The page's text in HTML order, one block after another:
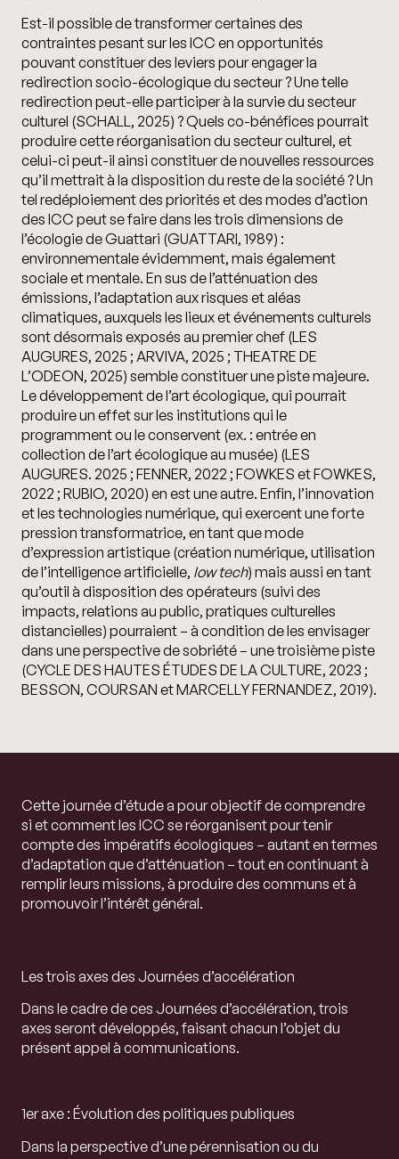
Est-il possible de transformer certaines des
contraintes pesant sur les ICC en opportunités
pouvant constituer des leviers pour engager la
redirection socio-écologique du secteur ?Une telle
redirection peut-elle participer à la survie du secteur
culturel (SCHALL, 2025) ?Quels co-bénéfices pourrait
produire cette réorganisation du secteur culturel, et
celui-ci peut-il ainsi constituer de nouvelles ressources
qu’il mettrait à la disposition du reste de la société ? Un
tel redéploiement des priorités et des modes d’action
des ICC peut se faire dans les trois dimensions de
l’écologie de Guattari (GUATTARI, 1989) :
environnementale évidemment, mais également
sociale et mentale. En sus de l’atténuation des
émissions, l’adaptation aux risques et aléas
climatiques, auxquels les lieux et événements culturels
sont désormais exposés au premier chef (LES
AUGURES, 2025 ; ARVIVA, 2025 ; THEATRE DE
L’ODEON, 2025) semble constituer une piste majeure.
Le développement de l’art écologique, qui pourrait
produire un effet sur les institutions qui le
programment ou le conservent (ex. : entrée en
collection de l’art écologique au musée) (LES
AUGURES. 2025 ; FENNER, 2022 ; FOWKES et FOWKES,
2022 ; RUBIO, 2020) en est une autre. Enfin, l’innovation
et les technologies numérique, qui exercent une forte
pression transformatrice, en tant que mode
d’expression artistique (création numérique, utilisation
de l’intelligence artificielle, low tech) mais aussi en tant
qu’outil à disposition des opérateurs (suivi des
impacts, relations au public, pratiques culturelles
distancielles) pourraient – à condition de les envisager
dans une perspective de sobriété – une troisième piste
(CYCLE DES HAUTES ÉTUDES DE LA CULTURE, 2023 ;
BESSON, COURSAN et MARCELLY FERNANDEZ, 2019).
Cette journée d’étude a pour objectif de comprendre
si et comment les ICC se réorganisent pour tenir
compte des impératifs écologiques – autant en termes
d’adaptation que d’atténuation – tout en continuant à
remplir leurs missions, à produire des communs et à
promouvoir l’intérêt général.
Les trois axes des Journées d’accélération
Dans le cadre de ces Journées d’accélération, trois
axes seront développés, faisant chacun l’objet du
présent appel à communications.
1er axe : Évolution des politiques publiques
Dans la perspective d’une pérennisation ou du